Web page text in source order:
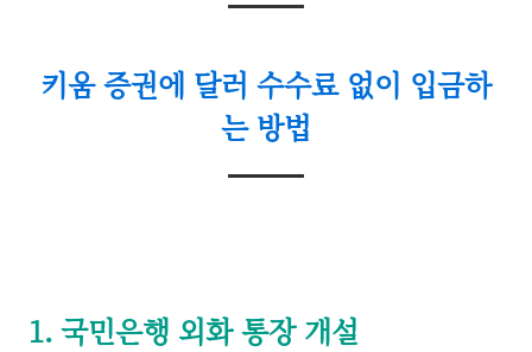
키움 증권에 달러 수수료 없이 입금하
는 방법
1. 국민은행 외화 통장 개설